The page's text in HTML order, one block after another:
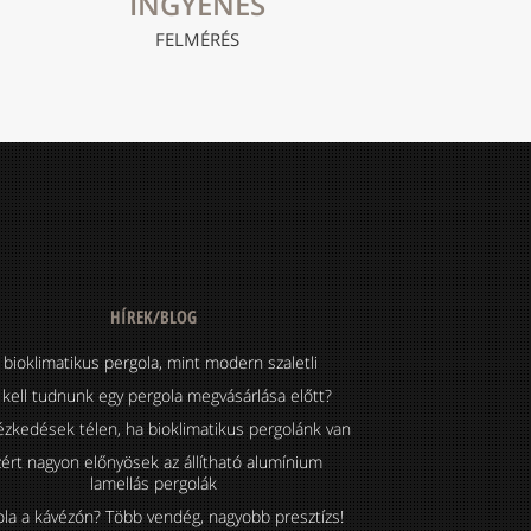
FELMÉRÉS
HÍREK/BLOG
bioklimatikus pergola, mint modern szaletli
tudnunk egy pergola megvásárlása előtt?
télen, ha bioklimatikus pergolánk van
nagyon előnyösek az állítható alumínium
lamellás pergolák
a kávézón? Több vendég, nagyobb presztízs!